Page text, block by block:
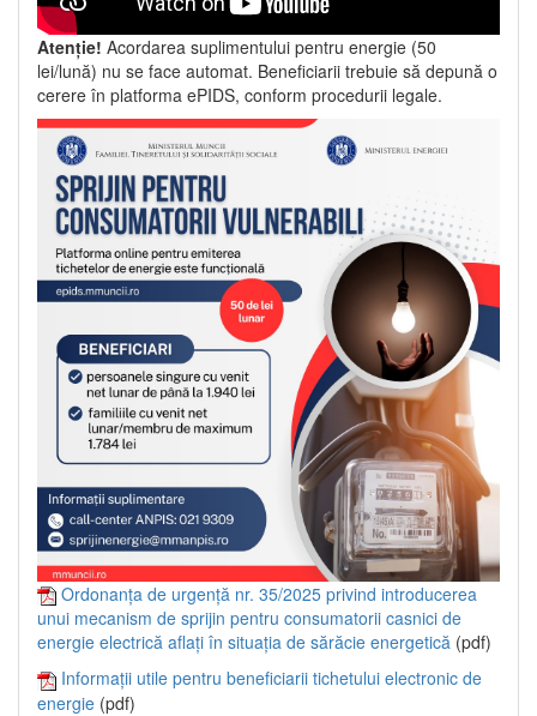
Atenție! Acordarea suplimentului pentru energie (50
lei/lună) nu se face automat. Beneficiarii trebuie să depună o
cerere în platforma ePIDS, conform procedurii legale.
Ordonanța de urgență nr. 35/2025 privind introducerea
unui mecanism de sprijin pentru consumatorii casnici de
energie electrică aflați în situația de sărăcie energetică (pdf)
Informații utile pentru beneficiarii tichetului electronic de
energie (pdf)